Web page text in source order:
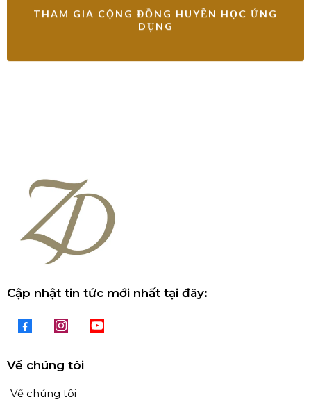
https://zalo.me/g/lhxiqr222
THAM GIA CỘNG ĐỒNG HUYỀN HỌC ỨNG
DỤNG
Cập nhật tin tức mới nhất tại đây:
Về chúng tôi
Về chúng tôi